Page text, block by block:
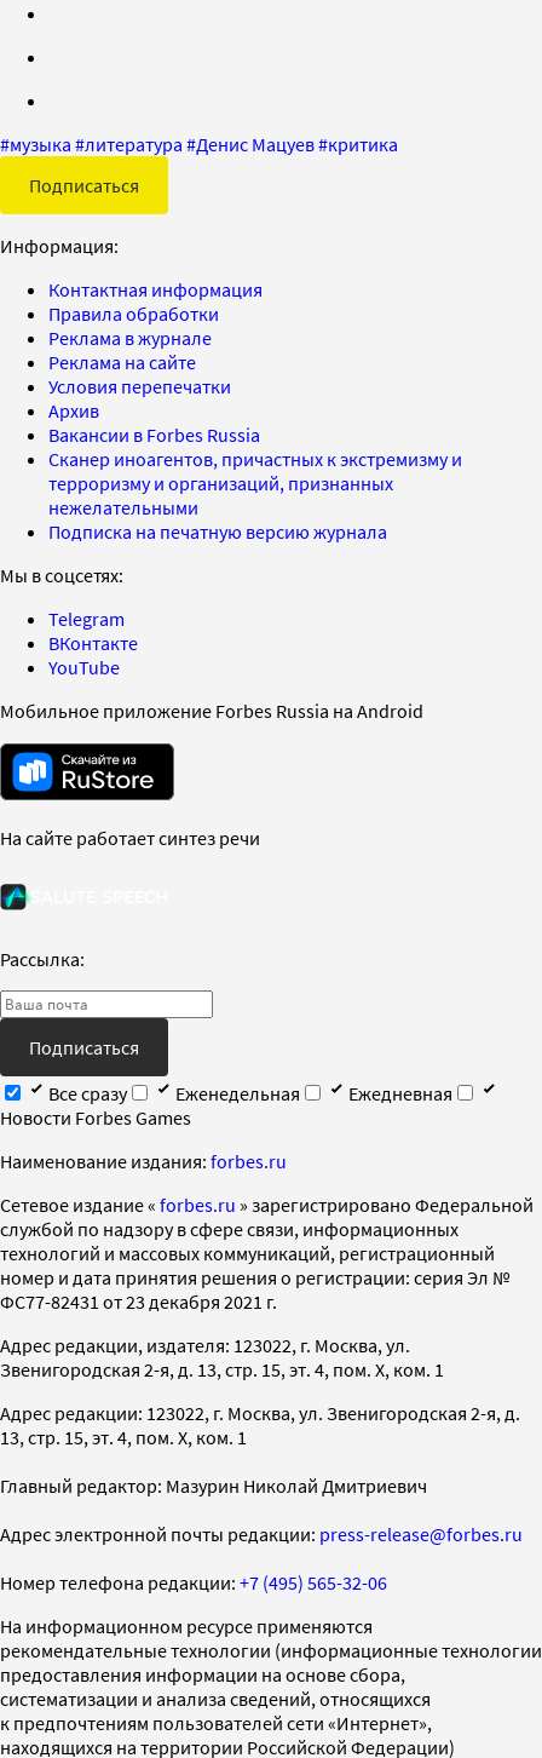
#музыка #литература #Денис Мацуев#критика
Подписаться
Информация:
Контактная информация
Правила обработки
Реклама в журнале
Реклама на сайте
Условия перепечатки
Архив
Вакансии в Forbes Russia
Сканер иноагентов, причастных к экстремизму и
терроризму и организаций, признанных
нежелательными
Подписка на печатную версию журнала
Мы в соцсетях:
Telegram
ВКонтакте
YouTube
Мобильное приложение Forbes Russia на Android
На сайте работает синтез речи
Рассылка:
Подписаться
Все сразу
Еженедельная
Ежедневная
Новости Forbes Games
Наименование издания: forbes.ru
Cетевое издание « forbes.ru » зарегистрировано Федеральной
службой по надзору в сфере связи, информационных
технологий и массовых коммуникаций, регистрационный
номер и дата принятия решения о регистрации: серия Эл №
ФС77-82431 от 23 декабря 2021 г.
Адрес редакции, издателя: 123022, г. Москва, ул.
Звенигородская 2-я, д. 13, стр. 15, эт. 4, пом. X, ком. 1
Адрес редакции: 123022, г. Москва, ул. Звенигородская 2-я, д.
13, стр. 15, эт. 4, пом. X, ком. 1
Главный редактор: Мазурин Николай Дмитриевич
Адрес электронной почты редакции: press-release@forbes.ru
Номер телефона редакции: +7 (495) 565-32-06
На информационном ресурсе применяются
рекомендательные технологии (информационные технологии
предоставления информации на основе сбора,
систематизации и анализа сведений, относящихся
к предпочтениям пользователей сети «Интернет»,
находящихся на территории Российской Федерации)